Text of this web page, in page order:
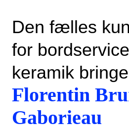
Den fælles
for
keramik
Florentin
Gaborieau